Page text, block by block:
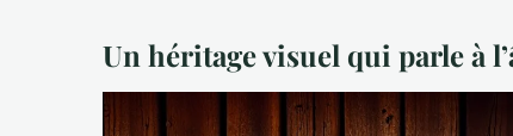
Un héritage visuel qui parle à